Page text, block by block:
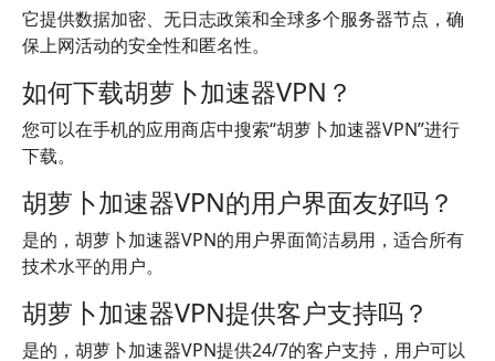
它提供数据加密、无日志政策和全球多个服务器节点，确
保上网活动的安全性和匿名性。
如何下载胡萝卜加速器VPN？
您可以在手机的应用商店中搜索“胡萝卜加速器VPN”进行
下载。
胡萝卜加速器VPN的用户界面友好吗？
是的，胡萝卜加速器VPN的用户界面简洁易用，适合所有
技术水平的用户。
胡萝卜加速器VPN提供客户支持吗？
是的，胡萝卜加速器VPN提供24/7的客户支持，用户可以